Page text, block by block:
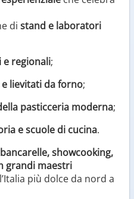
di stand e laboratori
e regionali;
lievitati da forno;
pasticceria moderna;
e scuole di cucina.
bancarelle, showcooking,
grandi maestri
più dolce da nord a